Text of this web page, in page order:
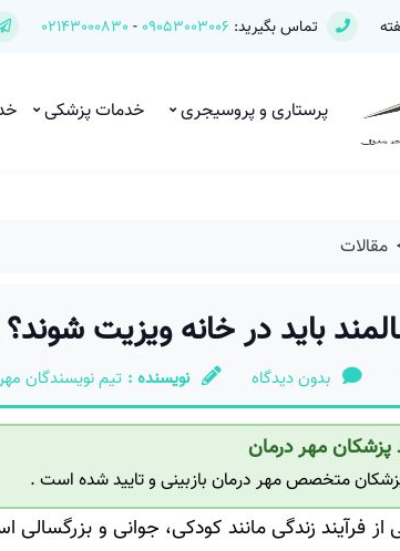
تماس بگیرید: 09053003006
-
02143000830
پرستاری و پروسیجری خدمات پزشکی
مقالات
باید در خانه ویزیت شوند؟
بدون دیدگاه نویسنده : تیم نویسندگان
مهر درمان
متخصص مهر درمان بازبینی و تایید شده است .
فرآیند زندگی مانند کودکی، جوانی و